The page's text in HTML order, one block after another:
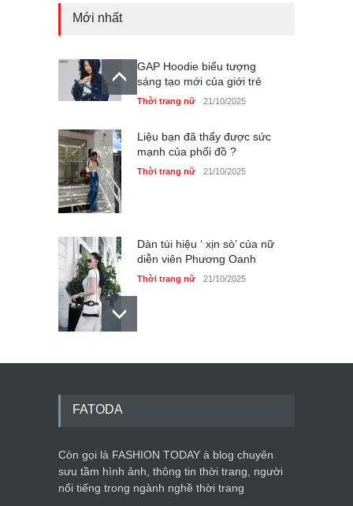
Mới nhất
GAP Hoodie biểu tượng
sáng tạo mới của giới trẻ
Thời trang nữ 21/10/2025
Liệu bạn đã thấy được sức
mạnh của phối đồ ?
Thời trang nữ 21/10/2025
Dàn túi hiệu ‘ xịn sò’ của nữ
diễn viên Phương Oanh
Thời trang nữ 21/10/2025
Mẫu áo khoác đẹp cho phụ
Chiếc áo dài cưới của Hoa
hậu Đỗ Hà ?
Thời trang nữ 21/10/2025
FATODA
Còn gọi là FASHION TODAY à blog chuyên
sưu tầm hình ảnh, thông tin thời trang, người
nổi tiếng trong ngành nghề thời trang